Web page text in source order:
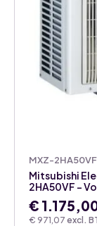
MXZ-2HA50VF
€ 971,07 excl.
Mitsubishi
2HA50VF –
€